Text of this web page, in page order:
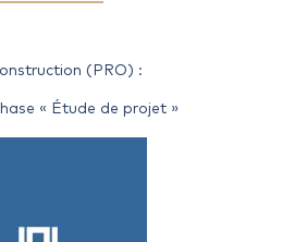
(PRO) :
« Étude de projet »